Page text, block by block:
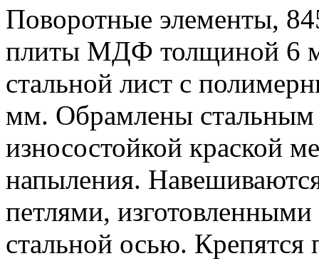
Поворотные элементы,
плиты МДФ толщиной 6
стальной лист с
мм. Обрамлены
износостойкой краской
напыления.
петлями,
стальной осью.